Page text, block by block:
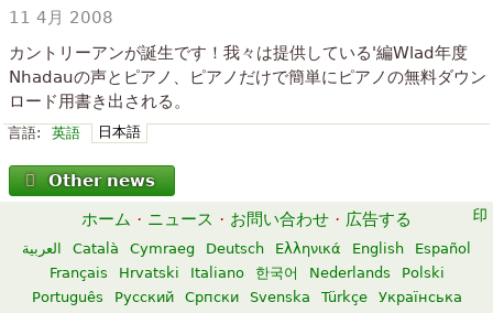
11 4月 2008
カントリーアンが誕生です！我々は提供している'編Wlad年度
Nhadauの声とピアノ、ピアノだけで簡単にピアノの無料ダウン
ロード用書き出される。
言語: 英語 日本語
Other news
ホーム · ニュース · お問い合わせ · 広告する
العربية Català Cymraeg Deutsch Ελληνικά English
Español
Français
Hrvatski Italiano 한국어 Nederlands
Polski
Português
Русский Српски Svenska Türkçe
Українська